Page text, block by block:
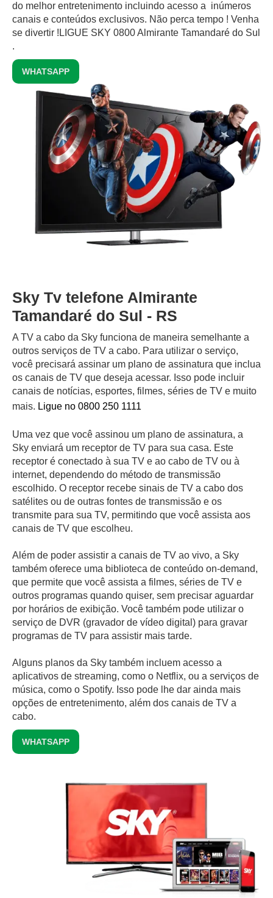
do melhor entretenimento incluindo acesso a inúmeros
canais e conteúdos exclusivos.‍ Não perca tempo ! Venha
se divertir !LIGUE SKY 0800 Almirante Tamandaré do Sul
.
WHATSAPP
Sky Tv telefone Almirante
Tamandaré do Sul - RS
A TV a cabo da Sky funciona de maneira semelhante a
outros serviços de TV a cabo. Para utilizar o serviço,
você precisará assinar um plano de assinatura que inclua
os canais de TV que deseja acessar. Isso pode incluir
canais de notícias, esportes, filmes, séries de TV e muito
mais. Ligue no 0800 250 1111
Uma vez que você assinou um plano de assinatura, a
Sky enviará um receptor de TV para sua casa. Este
receptor é conectado à sua TV e ao cabo de TV ou à
internet, dependendo do método de transmissão
escolhido. O receptor recebe sinais de TV a cabo dos
satélites ou de outras fontes de transmissão e os
transmite para sua TV, permitindo que você assista aos
canais de TV que escolheu.
Além de poder assistir a canais de TV ao vivo, a Sky
também oferece uma biblioteca de conteúdo on-demand,
que permite que você assista a filmes, séries de TV e
outros programas quando quiser, sem precisar aguardar
por horários de exibição. Você também pode utilizar o
serviço de DVR (gravador de vídeo digital) para gravar
programas de TV para assistir mais tarde.
Alguns planos da Sky também incluem acesso a
aplicativos de streaming, como o Netflix, ou a serviços de
música, como o Spotify. Isso pode lhe dar ainda mais
opções de entretenimento, além dos canais de TV a
cabo.
WHATSAPP